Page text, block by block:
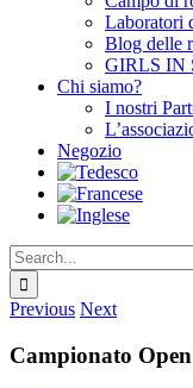
Laboratori
Blog delle
GIRLS IN
Chi siamo?
I nostri
Negozio
Search
for:
Previous Next
Campionato